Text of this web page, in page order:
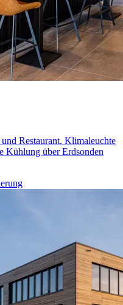
Restaurant. Klimaleuchte
Kühlung über Erdsonden